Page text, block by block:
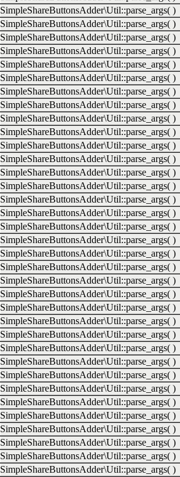
SimpleShareButtonsAdder\Util::parse_args( )
SimpleShareButtonsAdder\Util::parse_args( )
SimpleShareButtonsAdder\Util::parse_args( )
SimpleShareButtonsAdder\Util::parse_args( )
SimpleShareButtonsAdder\Util::parse_args( )
SimpleShareButtonsAdder\Util::parse_args( )
SimpleShareButtonsAdder\Util::parse_args( )
SimpleShareButtonsAdder\Util::parse_args( )
SimpleShareButtonsAdder\Util::parse_args( )
SimpleShareButtonsAdder\Util::parse_args( )
SimpleShareButtonsAdder\Util::parse_args( )
SimpleShareButtonsAdder\Util::parse_args( )
SimpleShareButtonsAdder\Util::parse_args( )
SimpleShareButtonsAdder\Util::parse_args( )
SimpleShareButtonsAdder\Util::parse_args( )
SimpleShareButtonsAdder\Util::parse_args( )
SimpleShareButtonsAdder\Util::parse_args( )
SimpleShareButtonsAdder\Util::parse_args( )
SimpleShareButtonsAdder\Util::parse_args( )
SimpleShareButtonsAdder\Util::parse_args( )
SimpleShareButtonsAdder\Util::parse_args( )
SimpleShareButtonsAdder\Util::parse_args( )
SimpleShareButtonsAdder\Util::parse_args( )
SimpleShareButtonsAdder\Util::parse_args( )
SimpleShareButtonsAdder\Util::parse_args( )
SimpleShareButtonsAdder\Util::parse_args( )
SimpleShareButtonsAdder\Util::parse_args( )
SimpleShareButtonsAdder\Util::parse_args( )
SimpleShareButtonsAdder\Util::parse_args( )
SimpleShareButtonsAdder\Util::parse_args( )
SimpleShareButtonsAdder\Util::parse_args( )
SimpleShareButtonsAdder\Util::parse_args( )
SimpleShareButtonsAdder\Util::parse_args( )
SimpleShareButtonsAdder\Util::parse_args( )
SimpleShareButtonsAdder\Util::parse_args( )